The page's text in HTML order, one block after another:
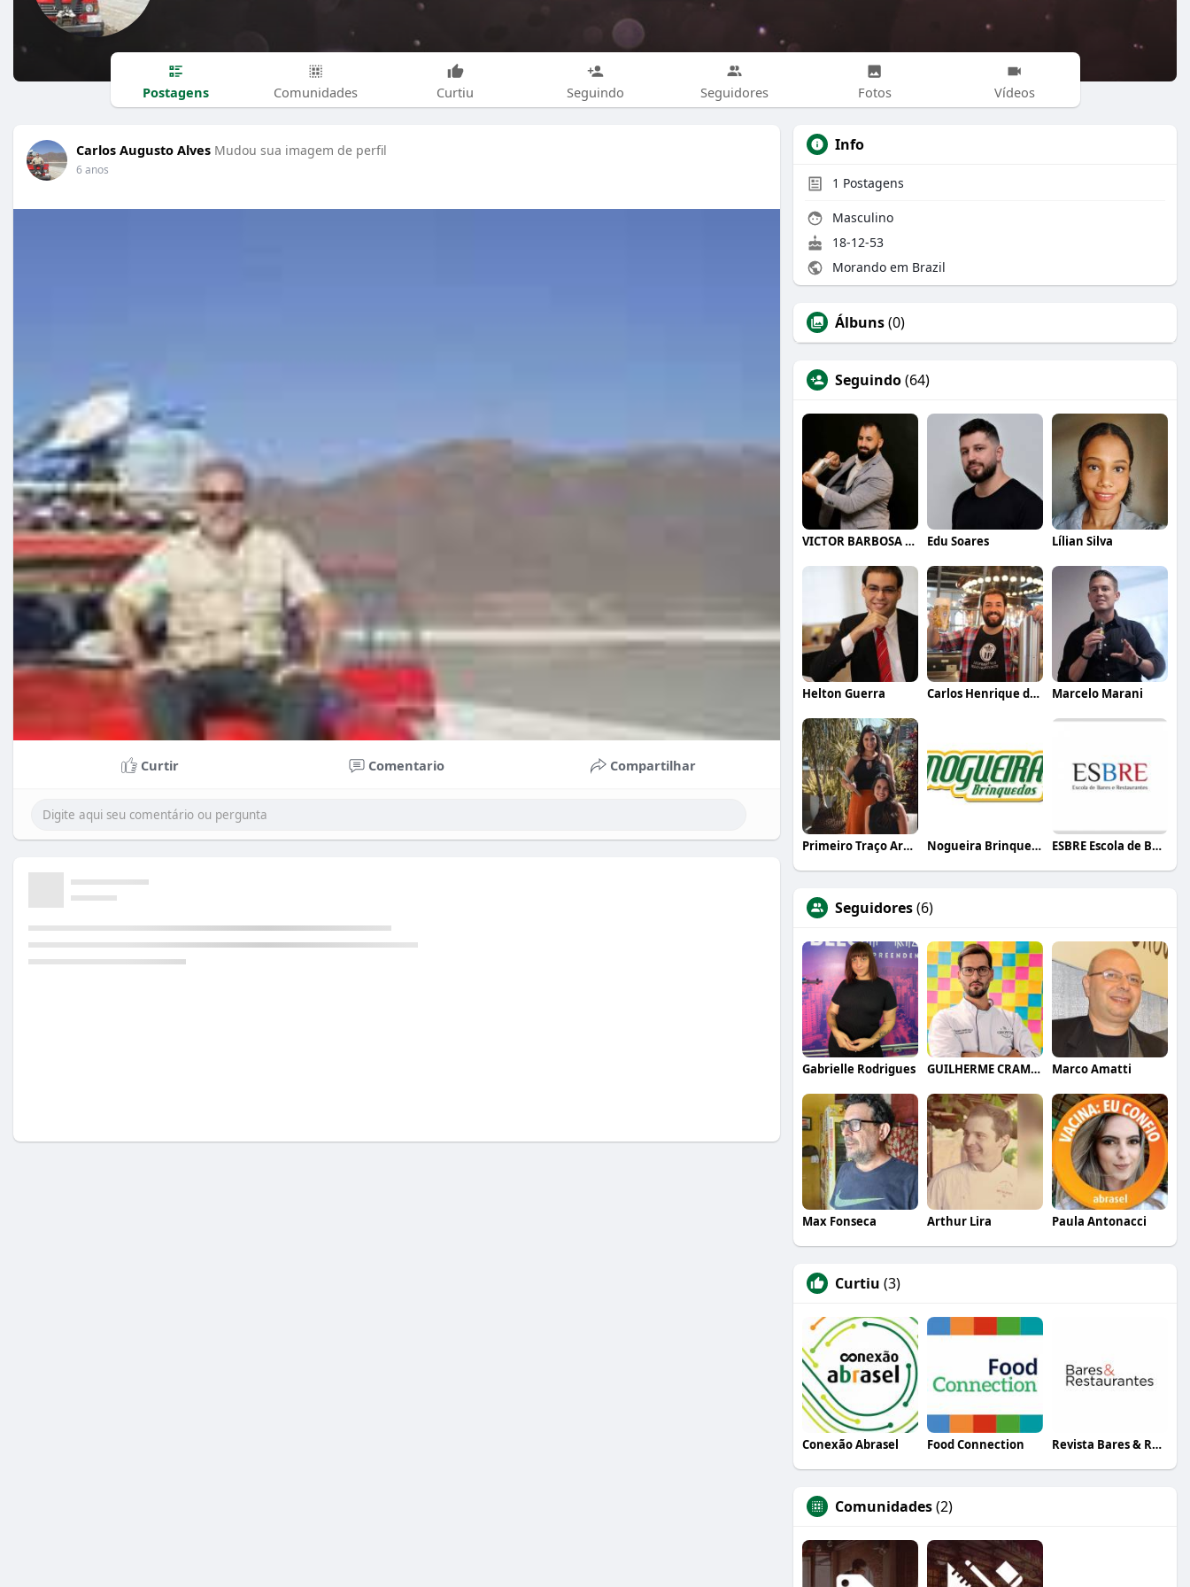
Postagens Comunidades Curtiu Seguindo Seguidores Fotos Vídeos
Carlos Augusto Alves Mudou sua imagem de perfil
6 anos
Curtir Comentario Compartilhar
Info
1 Postagens
Masculino
18-12-53
Morando em Brazil
Álbuns(0)
Seguindo(64)
VICTOR BARBOSA QUARANTA Edu Soares Lílian Silva
Helton Guerra Carlos Henrique de Faria Vasconcelos Marcelo Marani
Primeiro Traço Arquitetura Nogueira Brinquedos ESBRE Escola de Bares e Restaurantes
Seguidores(6)
Gabrielle Rodrigues GUILHERME CRAMER BALLE Marco Amatti
Max Fonseca Arthur Lira Paula Antonacci
Curtiu (3)
Conexão Abrasel Food Connection Revista Bares & Restaurantes
Comunidades(2)